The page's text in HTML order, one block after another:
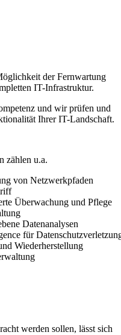
der Fernwartung
IT-Infrastruktur.
und wir prüfen und
Ihrer IT-Landschaft.
zählen u.a.
von Netzwerkpfaden
Überwachung und Pflege
Datenanalysen
für
Wiederherstellung
werden sollen, lässt sich